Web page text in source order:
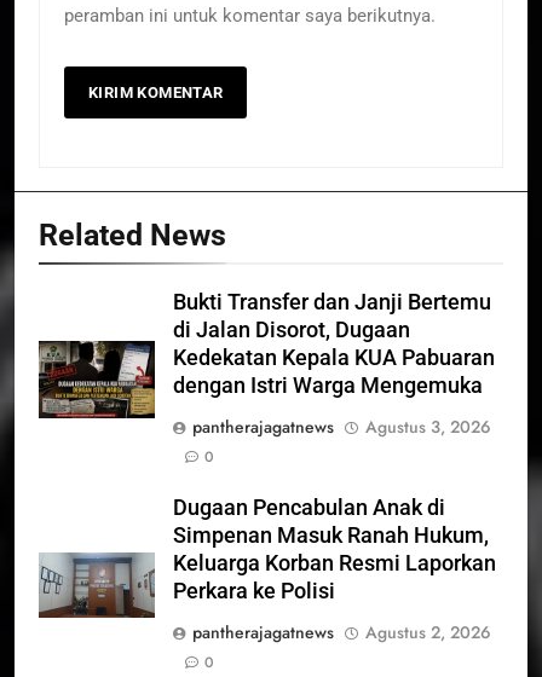
peramban ini untuk komentar saya berikutnya.
Related News
Bukti Transfer dan Janji Bertemu
di Jalan Disorot, Dugaan
Kedekatan Kepala KUA Pabuaran
dengan Istri Warga Mengemuka
pantherajagatnews
Agustus 3, 2026
0
Dugaan Pencabulan Anak di
Simpenan Masuk Ranah Hukum,
Keluarga Korban Resmi Laporkan
Perkara ke Polisi
pantherajagatnews
Agustus 2, 2026
0